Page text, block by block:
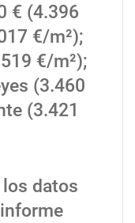
€ (4.396
€/m²);
€/m²);
(3.460
(3.421
los datos